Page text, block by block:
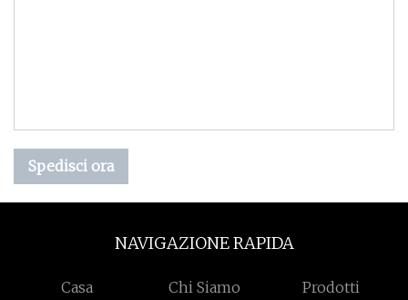
Spedisci ora
NAVIGAZIONE RAPIDA
Casa Chi Siamo Prodotti